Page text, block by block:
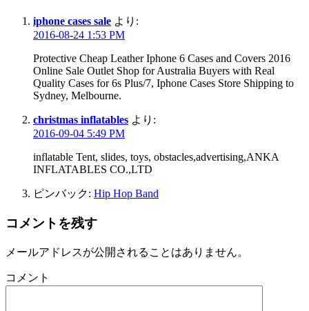
iphone cases sale より:
2016-08-24 1:53 PM
Protective Cheap Leather Iphone 6 Cases and Covers 2016
Online Sale Outlet Shop for Australia Buyers with Real
Quality Cases for 6s Plus/7, Iphone Cases Store Shipping to
Sydney, Melbourne.
christmas inflatables より:
2016-09-04 5:49 PM
inflatable Tent, slides, toys, obstacles,advertising,ANKA
INFLATABLES CO.,LTD
ピンバック: Hip Hop Band
コメントを残す
メールアドレスが公開されることはありません。
コメント